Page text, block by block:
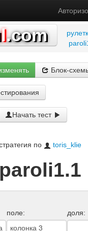
l.com
Блок-
Начать тест
по toris_klie
paroli1.1
поле: доля: